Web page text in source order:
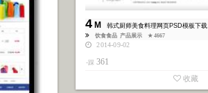
4M 韩式厨师美食料理网页PSD模板下载
饮食食品 产品展示 ★ 4667
2014-09-02
-踩 361
收藏